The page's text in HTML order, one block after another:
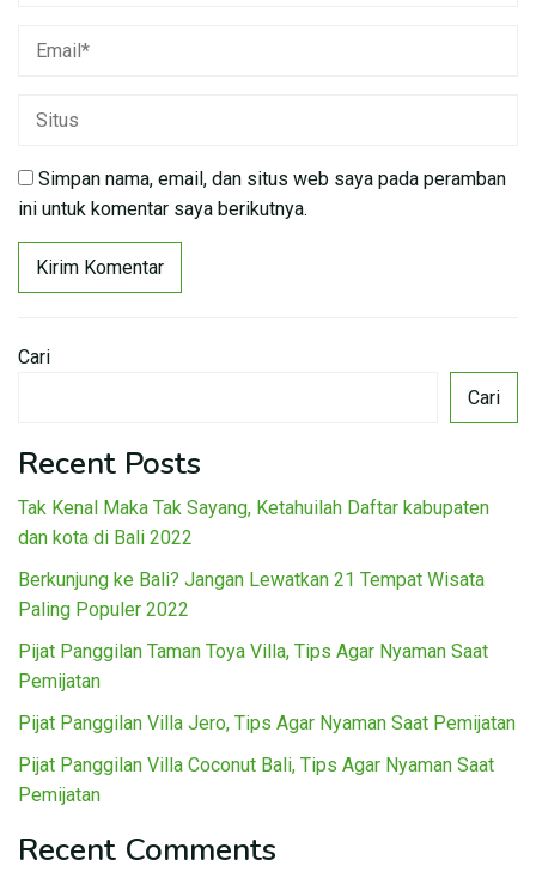
Simpan nama, email, dan situs web saya pada peramban
ini untuk komentar saya berikutnya.
Cari
Cari
Recent Posts
Tak Kenal Maka Tak Sayang, Ketahuilah Daftar kabupaten
dan kota di Bali 2022
Berkunjung ke Bali? Jangan Lewatkan 21 Tempat Wisata
Paling Populer 2022
Pijat Panggilan Taman Toya Villa, Tips Agar Nyaman Saat
Pemijatan
Pijat Panggilan Villa Jero, Tips Agar Nyaman Saat Pemijatan
Pijat Panggilan Villa Coconut Bali, Tips Agar Nyaman Saat
Pemijatan
Recent Comments